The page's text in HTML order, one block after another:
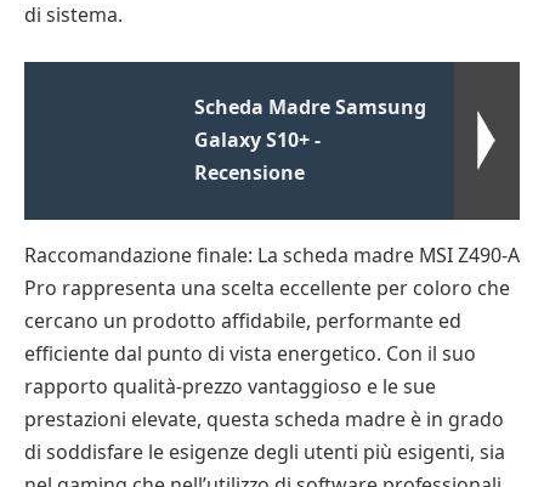
di sistema.
Scheda Madre Samsung
Galaxy S10+ -
Recensione
Raccomandazione finale: La scheda madre MSI Z490-A
Pro rappresenta una scelta eccellente per coloro che
cercano un prodotto affidabile, performante ed
efficiente dal punto di vista energetico. Con il suo
rapporto qualità-prezzo vantaggioso e le sue
prestazioni elevate, questa scheda madre è in grado
di soddisfare le esigenze degli utenti più esigenti, sia